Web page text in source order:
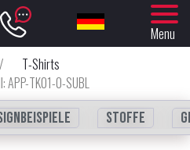
Menu
/
T-Shirts
APP-TK01-0-SUBL
Stoffe